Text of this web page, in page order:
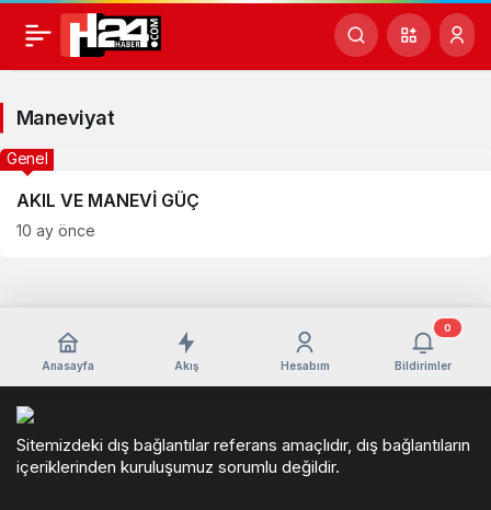
Maneviyat
Haberleri
Maneviyat
AKIL VE MANEVİ GÜÇ
Genel
10 ay önce
Anasayfa Akış Hesabım Bildirimler
0
Sitemizdeki dış bağlantılar referans amaçlıdır, dış bağlantıların
içeriklerinden kuruluşumuz sorumlu değildir.